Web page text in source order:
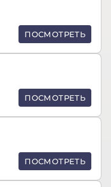
ПОСМОТРЕТЬ
ПОСМОТРЕТЬ
ПОСМОТРЕТЬ